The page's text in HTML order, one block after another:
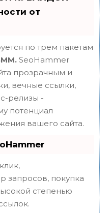
от
по трем пакетам
SeoHammer
прозрачным и
вечные ссылки,
релизы -
потенциал
вашего сайта.
запросов, покупка
степенью